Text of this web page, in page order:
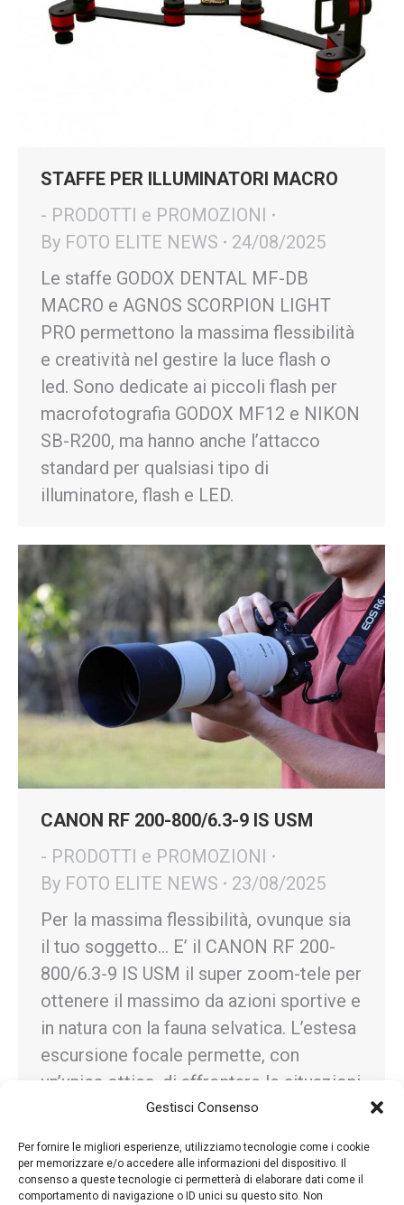
Gestisci Consenso
Per fornire le migliori esperienze, utilizziamo tecnologie come i cookie
per memorizzare e/o accedere alle informazioni del dispositivo. Il
consenso a queste tecnologie ci permetterà di elaborare dati come il
comportamento di navigazione o ID unici su questo sito. Non
STAFFE PER ILLUMINATORI MACRO
- PRODOTTI e PROMOZIONI
By FOTO ELITE NEWS
24/08/2025
Le staffe GODOX DENTAL MF-DB
MACRO e AGNOS SCORPION LIGHT
PRO permettono la massima flessibilità
e creatività nel gestire la luce flash o
led. Sono dedicate ai piccoli flash per
macrofotografia GODOX MF12 e NIKON
SB-R200, ma hanno anche l’attacco
standard per qualsiasi tipo di
illuminatore, flash e LED.
CANON RF 200-800/6.3-9 IS USM
- PRODOTTI e PROMOZIONI
By FOTO ELITE NEWS
23/08/2025
Per la massima flessibilità, ovunque sia
il tuo soggetto… E’ il CANON RF 200-
800/6.3-9 IS USM il super zoom-tele per
ottenere il massimo da azioni sportive e
in natura con la fauna selvatica. L’estesa
escursione focale permette, con
un’unica ottica, di affrontare le situazioni
più imprevedibili, anche grazie a una
minima distanza di messa a…